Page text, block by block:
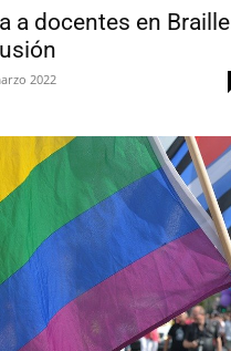
a docentes en Braille
2022